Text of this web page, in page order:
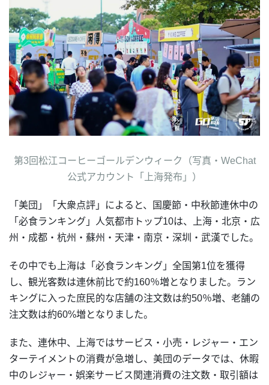
第3回松江コーヒーゴールデンウィーク（写真・WeChat
公式アカウント「上海発布」）
「美団」「大衆点評」によると、国慶節・中秋節連休中の
「必食ランキング」人気都市トップ10は、上海・北京・広
州・成都・杭州・蘇州・天津・南京・深圳・武漢でした。
その中でも上海は「必食ランキング」全国第1位を獲得
し、観光客数は連休前比で約160％増となりました。ラン
キングに入った庶民的な店舗の注文数は約50％増、老舗の
注文数は約60%増となりました。
また、連休中、上海ではサービス・小売・レジャー・エン
ターテイメントの消費が急増し、美団のデータでは、休暇
中のレジャー・娯楽サービス関連消費の注文数・取引額は